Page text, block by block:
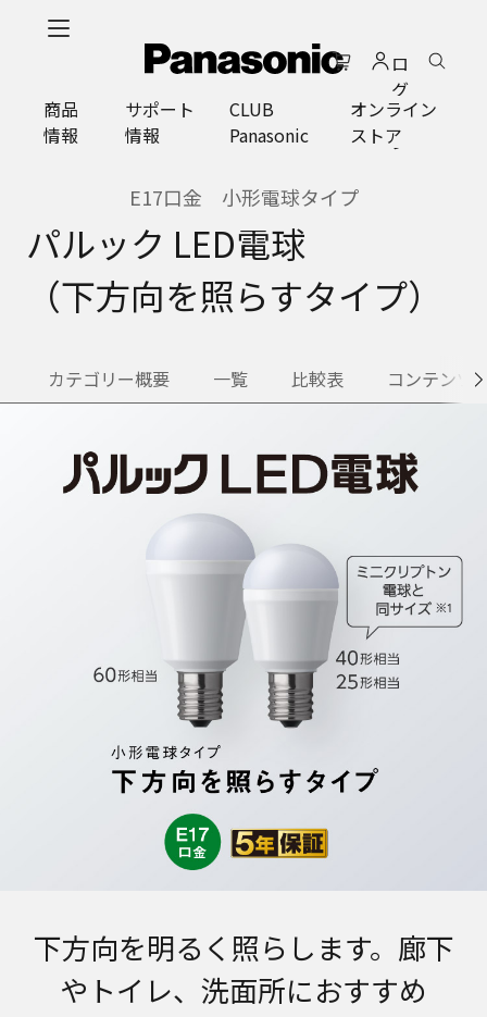
ロ
グ
イ
ン
商品
情報
サポート
情報
CLUB
Panasonic
オンライン
ストア
E17口金 小形電球タイプ
パルック LED電球
（下方向を照らすタイプ）
カテゴリー概要 一覧 比較表 コンテンツ
下方向を明るく照らします。廊下
やトイレ、洗面所におすすめ